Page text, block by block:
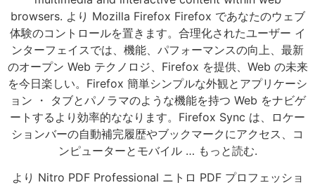
browsers. より Mozilla Firefox Firefox であなたのウェブ
体験のコントロールを置きます。合理化されたユーザー イ
ンターフェイスでは、機能、パフォーマンスの向上、最新
のオープン Web テクノロジ、Firefox を提供、Web の未来
を今日楽しい。Firefox 簡単シンプルな外観とアプリケーシ
ョン ・ タブとパノラマのような機能を持つ Web をナビゲ
ートするより効率的ななります。Firefox Sync は、ロケー
ションバーの自動補完履歴やブックマークにアクセス、コ
ンピューターとモバイル … もっと読む.
より Nitro PDF Professional ニトロ PDF プロフェッショ